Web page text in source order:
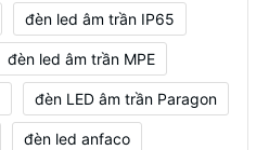
đèn led âm trần IP65
đèn led âm trần MPE
đèn LED âm trần Paragon
đèn led anfaco